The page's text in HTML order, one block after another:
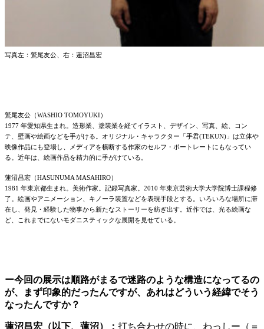
写真左：鷲尾友公、右：蓮沼昌宏
鷲尾友公（WASHIO TOMOYUKI）
1977 年愛知県生まれ。造形業、塗装業を経てイラスト、デザイン、写真、絵、コン
テ、壁画や絵画などを手がける。オリジナル・キャラクター「手君(TEKUN)」は立体や
映像作品にも登場し、メディアを横断する作家のセルフ・ポートレートにもなってい
る。近年は、絵画作品を精力的に手がけている。
蓮沼昌宏（HASUNUMA MASAHIRO）
1981 年東京都生まれ。美術作家。記録写真家。2010 年東京芸術大学大学院博士課程修
了。絵画やアニメーション、キノーラ装置などを表現手段とする。 いろいろな場所に滞
在し、発見・経験した物事から新たなストーリーを紡ぎ出す。近作では、光る絵画な
ど、これまでにないモダニスティックな展開を見せている。
ー今回の展示は順路がまるで迷路のような構造になってるの
が、まず印象的だったんですが、あれはどういう経緯でそう
なったんですか？
蓮沼昌宏（以下、蓮沼）： 打ち合わせの時に、わっしー（＝